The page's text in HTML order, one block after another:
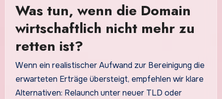
Was tun, wenn die Domain
wirtschaftlich nicht mehr zu
retten ist?
Wenn ein realistischer Aufwand zur Bereinigung die
erwarteten Erträge übersteigt, empfehlen wir klare
Alternativen: Relaunch unter neuer TLD oder